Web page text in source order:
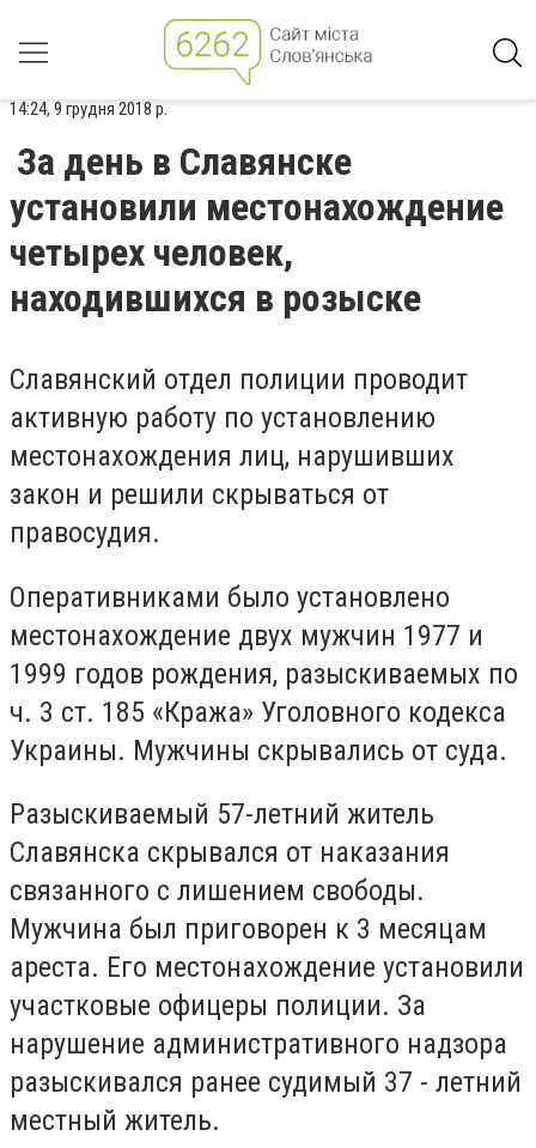
14:24, 9 грудня 2018 р.
За день в Славянске
установили местонахождение
четырех человек,
находившихся в розыске
Славянский отдел полиции проводит
активную работу по установлению
местонахождения лиц, нарушивших
закон и решили скрываться от
правосудия.
Оперативниками было установлено
местонахождение двух мужчин 1977 и
1999 годов рождения, разыскиваемых по
ч. 3 ст. 185 «Кража» Уголовного кодекса
Украины. Мужчины скрывались от суда.
Разыскиваемый 57-летний житель
Славянска скрывался от наказания
связанного с лишением свободы.
Мужчина был приговорен к 3 месяцам
ареста. Его местонахождение установили
участковые офицеры полиции. За
нарушение административного надзора
разыскивался ранее судимый 37 - летний
местный житель.